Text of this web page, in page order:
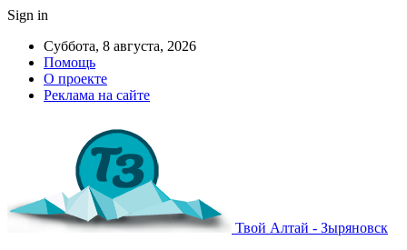
Sign in
Суббота, 8 августа, 2026
Помощь
О проекте
Реклама на сайте
Твой Алтай - Зыряновск